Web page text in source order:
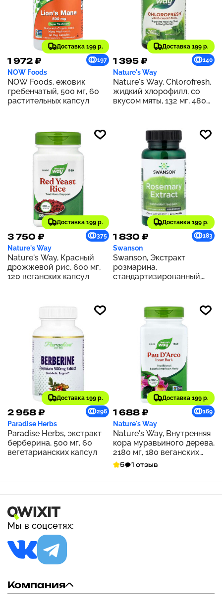
Доставка 199 р.
1 972 ₽ 197
NOW Foods
NOW Foods, ежовик
гребенчатый, 500 мг, 60
растительных капсул
Доставка 199 р.
1 395 ₽ 140
Nature's Way
Nature's Way, Chlorofresh,
жидкий хлорофилл, со
вкусом мяты, 132 мг, 480
Доставка 199 р.
3 750 ₽ 375
Nature's Way
Nature's Way, Красный
дрожжевой рис, 600 мг,
120 веганских капсул
Доставка 199 р.
1 830 ₽ 183
Swanson
Swanson, Экстракт
розмарина,
стандартизированный,
Доставка 199 р.
2 958 ₽ 296
Paradise Herbs
Paradise Herbs, экстракт
берберина, 500 мг, 60
вегетарианских капсул
Доставка 199 р.
1 688 ₽ 169
Nature's Way
Nature's Way, Внутренняя
кора муравьиного дерева,
2180 мг, 180 веганских
капсул (545 мг на капсулу)
5 1 отзыв
Мы в соцсетях:
Компания